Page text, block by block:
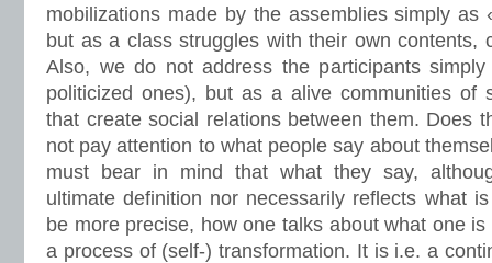
mobilizations made by the assemblies simply as
but as a class struggles with their own contents,
Also, we do not address the participants
politicized ones), but as a alive communities of
that create social relations between them. Does
not pay attention to what people say about
must bear in mind that what they say,
ultimate definition nor necessarily reflects what
be more precise, how one talks about what one
a process of (self-) transformation. It is i.e. a